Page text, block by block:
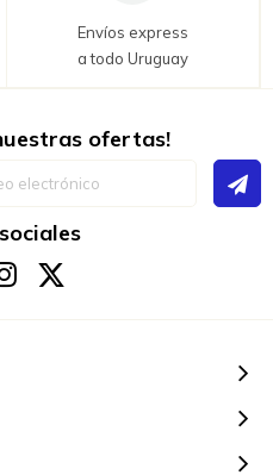
Envíos express
a todo Uruguay
ofertas!